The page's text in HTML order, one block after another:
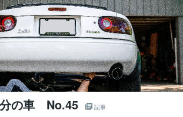
の車 No.45 記事